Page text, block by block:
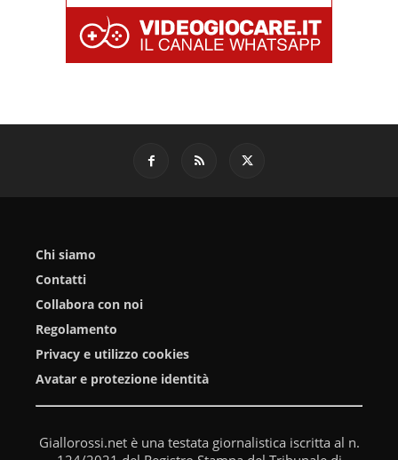
Chi siamo
Contatti
Collabora con noi
Regolamento
Privacy e utilizzo cookies
Avatar e protezione identità
Giallorossi.net è una testata giornalistica iscritta al n.